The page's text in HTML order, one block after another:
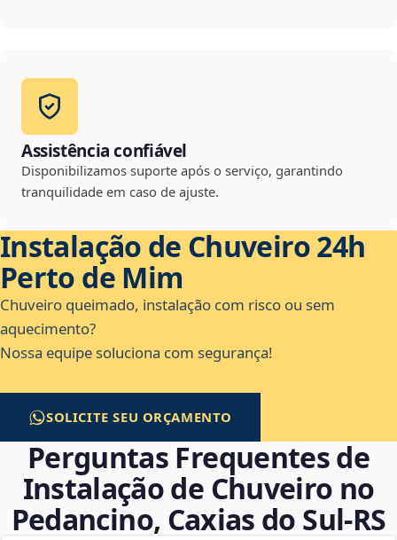
Assistência confiável
Disponibilizamos suporte após o serviço, garantindo
tranquilidade em caso de ajuste.
Instalação de Chuveiro 24h
Perto de Mim
Chuveiro queimado, instalação com risco ou sem
aquecimento?
Nossa equipe soluciona com segurança!
SOLICITE SEU ORÇAMENTO
Perguntas Frequentes de
Instalação de Chuveiro no
Pedancino, Caxias do Sul‑RS